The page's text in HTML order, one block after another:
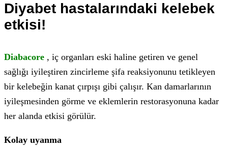
Diyabet hastalarındaki kelebek
etkisi!
Diabacore , iç organları eski haline getiren ve genel
sağlığı iyileştiren zincirleme şifa reaksiyonunu tetikleyen
bir kelebeğin kanat çırpışı gibi çalışır. Kan damarlarının
iyileşmesinden görme ve eklemlerin restorasyonuna kadar
her alanda etkisi görülür.
Kolay uyanma